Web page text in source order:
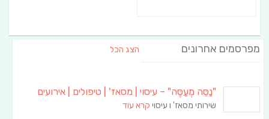
מפרסמים אחרונים הצג הכל
"נַסֵּה מְעַסֶּה" – עיסוי | מסאז' | טיפולים | אירועים
שירותי מסאז' ו עיסוי קרא עוד